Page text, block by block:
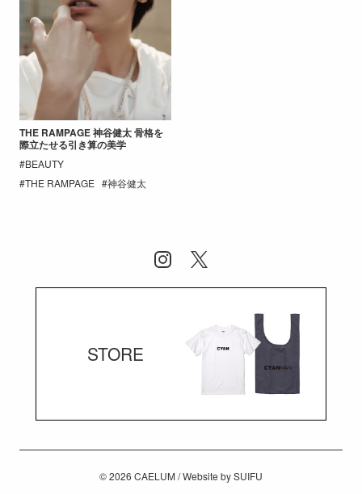
THE RAMPAGE 神谷健太 骨格を
際立たせる引き算の美学
BEAUTY
THE RAMPAGE
神谷健太
STORE
© 2026 CAELUM/ Website bySUIFU